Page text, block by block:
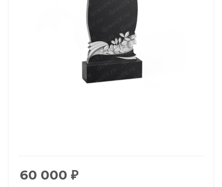
60 000 ₽